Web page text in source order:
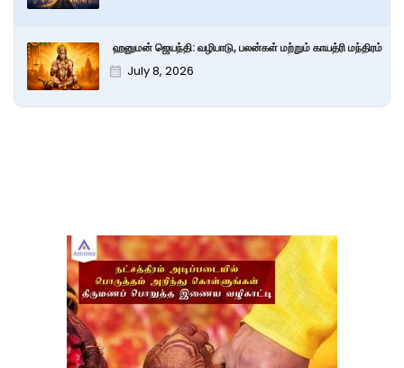
ஹனுமன் ஜெயந்தி: வழிபாடு, பலன்கள் மற்றும் காயத்ரி மந்திரம்
July 8, 2026